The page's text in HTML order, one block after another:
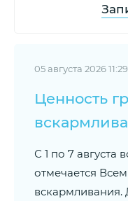
05 августа 2026 11:29
Ценность
С 1 по 7 августа
отмечается
вскармливания.